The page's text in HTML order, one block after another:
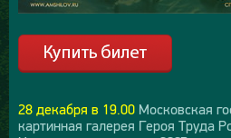
28 декабря в 19.00 Московская
картинная галерея Героя Труда